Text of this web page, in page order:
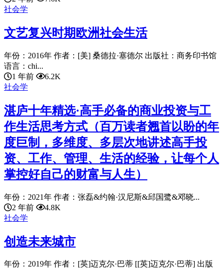
社会学
文艺复兴时期欧洲社会生活
年份：2016年 作者：[美] 桑德拉·塞德尔 出版社：商务印书馆
语言：chi...
1 年前
6.2K
社会学
湛庐十年精选·高手必备的商业投资与工
作生活思考方式（百万读者翘首以盼的年
度巨制，多维度、多层次地讲述高手投
资、工作、管理、生活的经验，让每个人
掌控好自己的财富与人生）
年份：2021年 作者：张磊&约翰·汉尼斯&邱国鹭&邓晓...
2 年前
4.8K
社会学
创造未来城市
年份：2019年 作者：[英]迈克尔·巴蒂 [[英]迈克尔·巴蒂] 出版